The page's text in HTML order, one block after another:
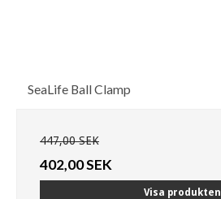
SeaLife Ball Clamp
447,00 SEK
402,00 SEK
Visa produkten